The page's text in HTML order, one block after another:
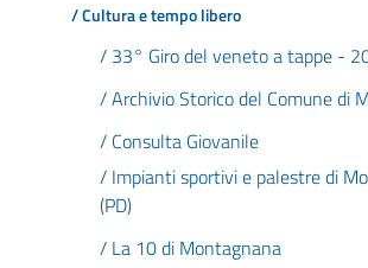
/ Cultura e tempo libero
/ 33° Giro del veneto a tappe -
/ Archivio Storico del Comune di
/ Consulta Giovanile
/ Impianti sportivi e palestre di
(PD)
/ La 10 di Montagnana